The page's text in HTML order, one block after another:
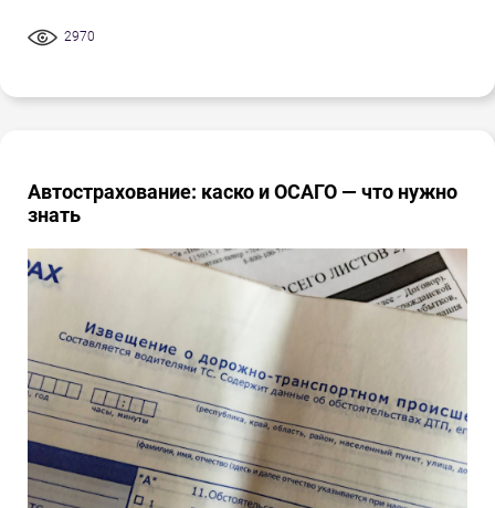
2970
Автострахование: каско и ОСАГО — что нужно
знать